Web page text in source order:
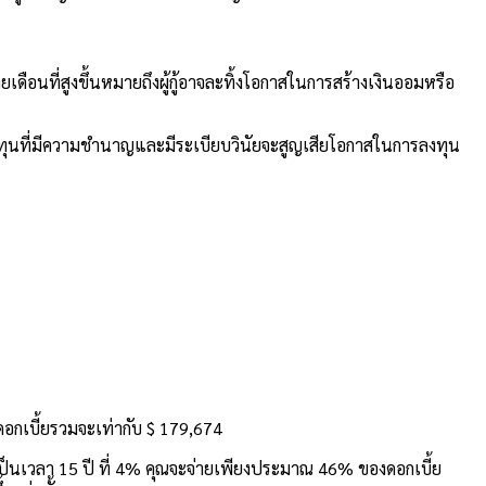
ดือนที่สูงขึ้นหมายถึงผู้กู้อาจละทิ้งโอกาสในการสร้างเงินออมหรือ
มีความชำนาญและมีระเบียบวินัยจะสูญเสียโอกาสในการลงทุน
กเบี้ยรวมจะเท่ากับ $ 179,674
นเวลา 15 ปี ที่ 4% คุณจะจ่ายเพียงประมาณ 46% ของดอกเบี้ย